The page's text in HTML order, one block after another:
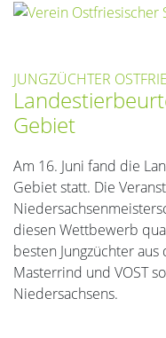
JUNGZÜCHTER
Gebiet
Am 16. Juni fand die
Gebiet statt. Die
diesen Wettbewerb
besten Jungzüchter
Masterrind und VOST
Niedersachsens.